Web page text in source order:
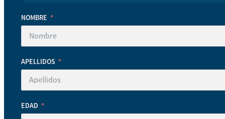
NOMBRE
APELLIDOS
EDAD